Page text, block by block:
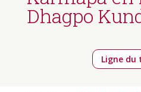
Dhagpo
Ligne du